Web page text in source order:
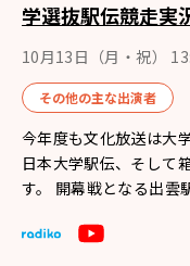
学選抜駅伝競走実
10月13日（月・祝）
その他の主な出演者
今年度も文化放送は大
日本大学駅伝、そして
す。 開幕戦となる出